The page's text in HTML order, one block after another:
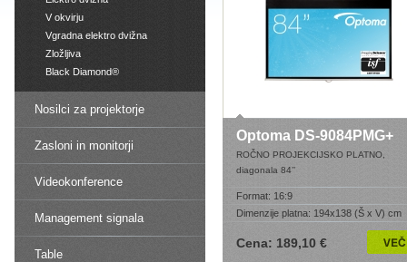
V okvirju
Vgradna elektro dvižna
Zložljiva
Black Diamond®
Nosilci za projektorje
Zasloni in monitorji
Videokonference
Management signala
Table
Optoma DS-9084PMG+
ROČNO PROJEKCIJSKO PLATNO,
diagonala 84’’
Format: 16:9
Dimenzije platna: 194x138 (Š x V) cm
Cena: 189,10 €